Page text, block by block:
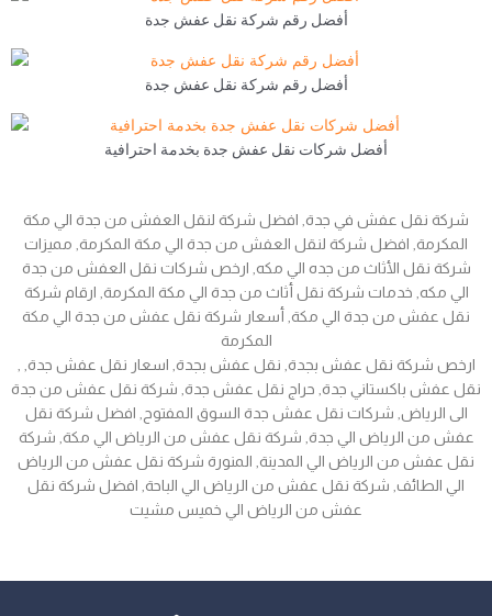
أفضل رقم شركة نقل عفش جدة
أفضل رقم شركة نقل عفش جدة
أفضل شركات نقل عفش جدة بخدمة احترافية
شركة نقل عفش في جدة, افضل شركة لنقل العفش من جدة الي مكة
المكرمة, افضل شركة لنقل العفش من جدة الي مكة المكرمة, مميزات
شركة نقل الأثاث من جده الي مكه, ارخص شركات نقل العفش من جدة
الي مكه, خدمات شركة نقل أثاث من جدة الي مكة المكرمة, ارقام شركة
نقل عفش من جدة الي مكة, أسعار شركة نقل عفش من جدة الي مكة
المكرمة
نقل عفش باكستاني جدة, حراج نقل عفش جدة, شركة نقل عفش من جدة
الى الرياض, شركات نقل عفش جدة السوق المفتوح, افضل شركة نقل
عفش من الرياض الي جدة, شركة نقل عفش من الرياض الي مكة, شركة
نقل عفش من الرياض الي المدينة, المنورة شركة نقل عفش من الرياض
الي الطائف, شركة نقل عفش من الرياض الي الباحة, افضل شركة نقل
عفش من الرياض الي خميس مشيت